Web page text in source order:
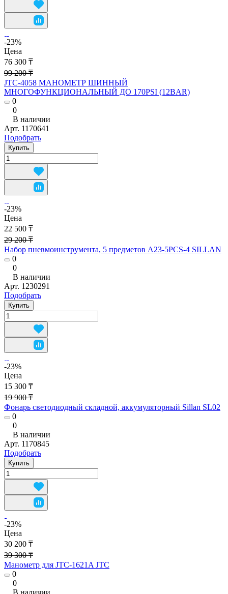
-23%
Цена
76 300 ₸
99 200 ₸
JTC-4058 МАНОМЕТР ШИННЫЙ
МНОГОФУНКЦИОНАЛЬНЫЙ ДО 170PSI (12BAR)
0
0
В наличии
Арт. 1170641
Подобрать
Купить
-23%
Цена
22 500 ₸
29 200 ₸
Набор пневмоинструмента, 5 предметов A23-5PCS-4 SILLAN
0
0
В наличии
Арт. 1230291
Подобрать
Купить
-23%
Цена
15 300 ₸
19 900 ₸
Фонарь светодиодный складной, аккумуляторный Sillan SL02
0
0
В наличии
Арт. 1170845
Подобрать
Купить
-23%
Цена
30 200 ₸
39 300 ₸
Манометр для JTC-1621A JTC
0
0
В наличии